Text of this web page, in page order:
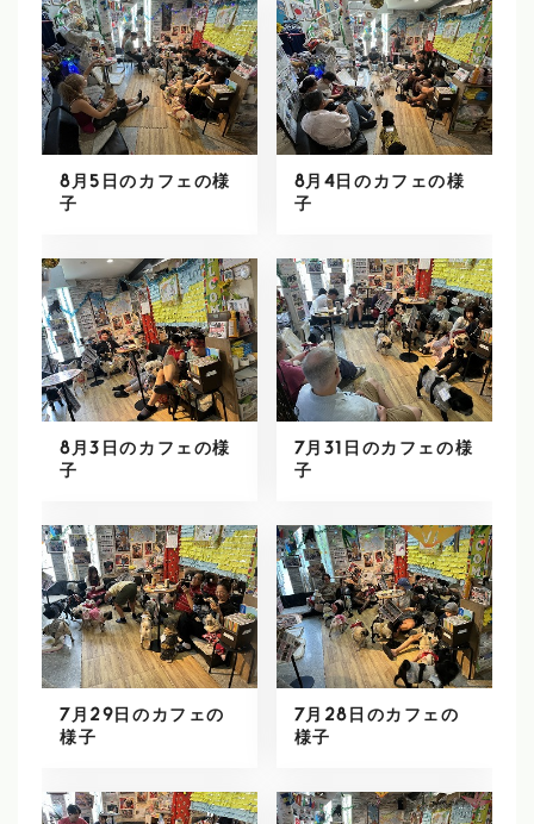
8月5日のカフェの様
子
8月4日のカフェの様
子
8月3日のカフェの様
子
7月31日のカフェの様
子
7月29日のカフェの
様子
7月28日のカフェの
様子